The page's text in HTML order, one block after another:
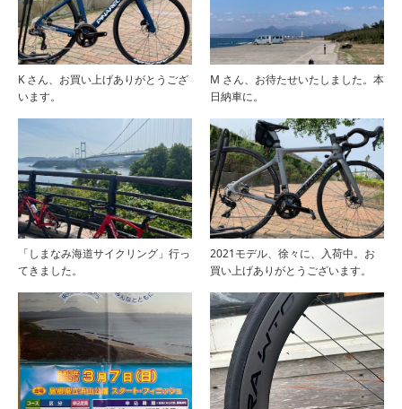
K さん、お買い上げありがとうござ
います。
M さん、お待たせいたしました。本
日納車に。
「しまなみ海道サイクリング」行っ
てきました。
2021モデル、徐々に、入荷中。お
買い上げありがとうございます。